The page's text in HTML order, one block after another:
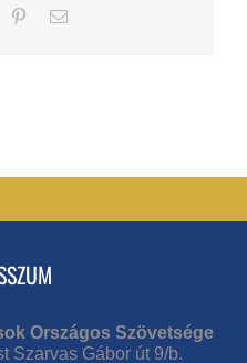
PinterestEmail
Országos Szövetsége
Szarvas Gábor út 9/b.